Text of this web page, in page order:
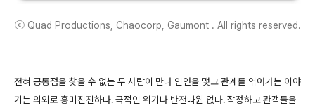
ⓒ Quad Productions, Chaocorp, Gaumont . All rights reserved.
전혀 공통점을 찾을 수 없는 두 사람이 만나 인연을 맺고 관계를 엮어가는 이야
기는 의외로 흥미진진하다. 극적인 위기나 반전따윈 없다. 작정하고 관객들을